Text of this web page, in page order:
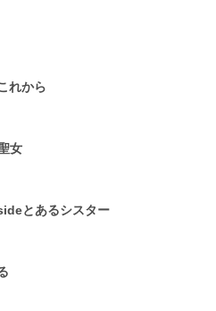
れから
女
とあるシスター